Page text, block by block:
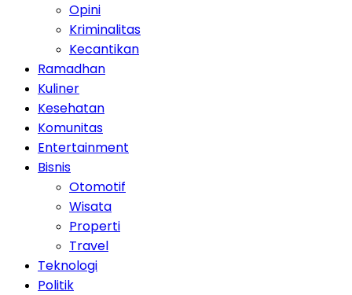
Opini
Kriminalitas
Kecantikan
Ramadhan
Kuliner
Kesehatan
Komunitas
Entertainment
Bisnis
Otomotif
Wisata
Properti
Travel
Teknologi
Politik